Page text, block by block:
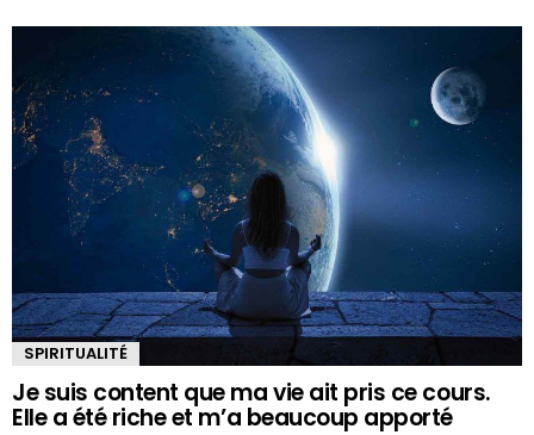
SPIRITUALITÉ
Je suis content que ma vie ait pris ce cours.
Elle a été riche et m’a beaucoup apporté